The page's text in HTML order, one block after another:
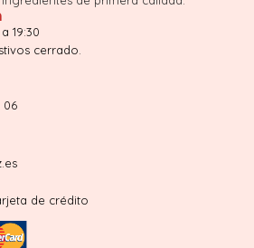
19:30
cerrado.
06
de crédito